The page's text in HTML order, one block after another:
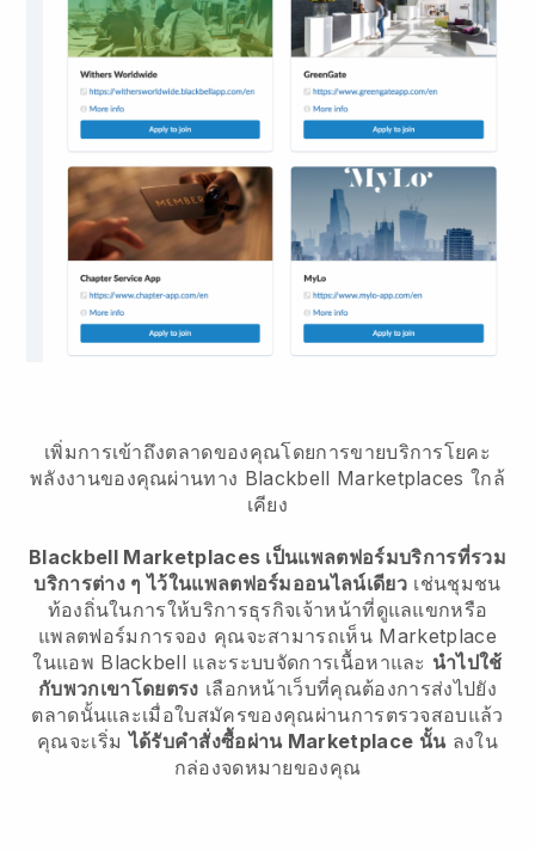
เพิ่มการเข้าถึงตลาดของคุณโดยการขายบริการโยคะ
พลังงานของคุณผ่านทาง Blackbell Marketplaces ใกล้
เคียง
Blackbell Marketplaces เป็นแพลตฟอร์มบริการที่รวม
บริการต่าง ๆ ไว้ในแพลตฟอร์มออนไลน์เดียว เช่นชุมชน
ท้องถิ่นในการให้บริการธุรกิจเจ้าหน้าที่ดูแลแขกหรือ
แพลตฟอร์มการจอง คุณจะสามารถเห็น Marketplace
ในแอพ Blackbell และระบบจัดการเนื้อหาและ นำไปใช้
กับพวกเขาโดยตรง เลือกหน้าเว็บที่คุณต้องการส่งไปยัง
ตลาดนั้นและเมื่อใบสมัครของคุณผ่านการตรวจสอบแล้ว
คุณจะเริ่มได้รับคำสั่งซื้อผ่าน Marketplace นั้นลงใน
กล่องจดหมายของคุณ